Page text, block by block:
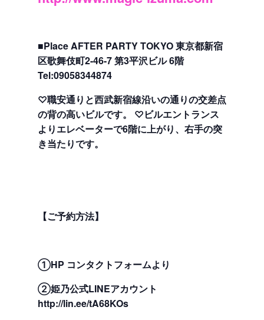
■Place AFTER PARTY TOKYO 東京都新宿
区歌舞伎町2-46-7 第3平沢ビル 6階
Tel:09058344874
♡職安通りと西武新宿線沿いの通りの交差点
の背の高いビルです。 ♡ビルエントランス
よりエレベーターで6階に上がり、右手の突
き当たりです。
【ご予約方法】
①HP コンタクトフォームより
②姫乃公式LINEアカウント
http://lin.ee/tA68KOs